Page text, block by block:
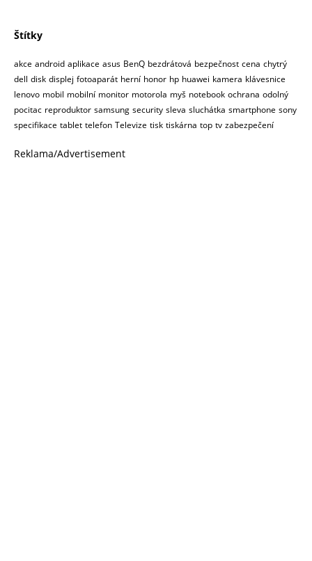
Štítky
akce android aplikace asus BenQ bezdrátová bezpečnost cena chytrý
dell disk displej fotoaparát herní honor hp huawei kamera klávesnice
lenovo mobil mobilní monitor motorola myš notebook ochrana odolný
pocitac reproduktor samsung security sleva sluchátka smartphone sony
specifikace tablet telefon Televize tisk tiskárna top tv zabezpečení
Reklama/Advertisement